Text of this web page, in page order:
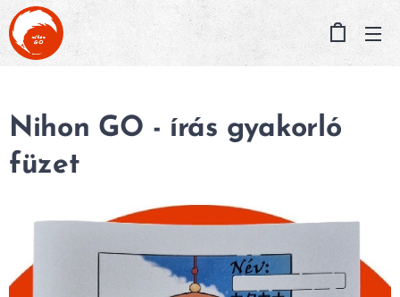
Nihon GO - írás gyakorló
füzet